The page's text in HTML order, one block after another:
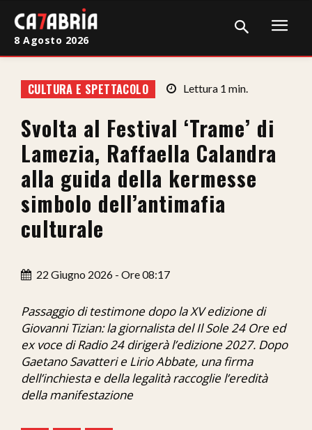
Cronaca
Giudiziaria
Politica
Sport
Attualità
Ita-Mondo
C7 Play
We Calabria
8 Agosto 2026
CULTURA E SPETTACOLO Lettura 1 min.
Svolta al Festival ‘Trame’ di
Lamezia, Raffaella Calandra
alla guida della kermesse
simbolo dell’antimafia
culturale
22 Giugno 2026 - Ore 08:17
Passaggio di testimone dopo la XV edizione di
Giovanni Tizian: la giornalista del Il Sole 24 Ore ed
ex voce di Radio 24 dirigerà l’edizione 2027. Dopo
Gaetano Savatteri e Lirio Abbate, una firma
dell’inchiesta e della legalità raccoglie l’eredità
della manifestazione